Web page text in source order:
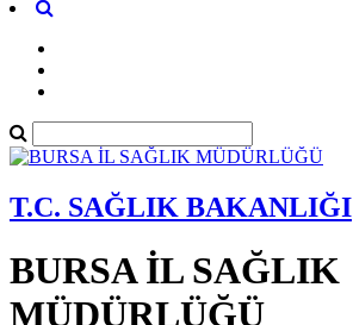
T.C. SAĞLIK BAKANLIĞI
BURSA İL SAĞLIK
MÜDÜRLÜĞÜ